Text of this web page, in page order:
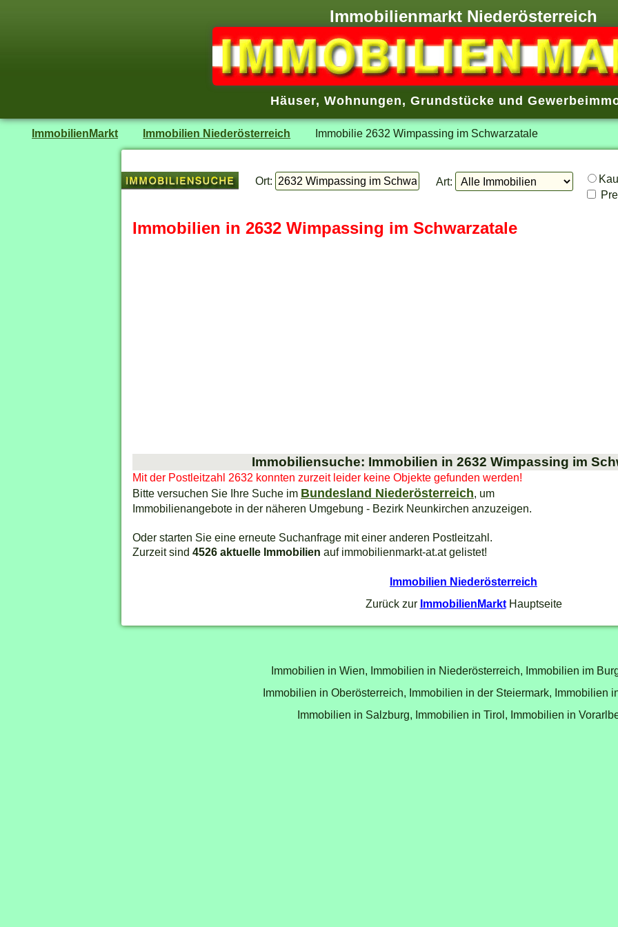
Immobilienmarkt Niederösterreich
Häuser, Wohnungen, Grundstücke und
ImmobilienMarkt Immobilien Niederösterreich Immobilie 2632 Wimpassing im Schwarzatale
Ort: Art:
Immobilien in 2632 Wimpassing im Schwarzatale
Immobiliensuche: Immobilien in 2632 Wimpassing im
Mit der Postleitzahl 2632 konnten zurzeit leider keine Objekte gefunden werden!
Bitte versuchen Sie Ihre Suche im Bundesland Niederösterreich, um
Immobilienangebote in der näheren Umgebung - Bezirk Neunkirchen anzuzeigen.
Oder starten Sie eine erneute Suchanfrage mit einer anderen Postleitzahl.
Zurzeit sind 4526 aktuelle Immobilien auf immobilienmarkt-at.at gelistet!
Immobilien Niederösterreich
Zurück zur ImmobilienMarktHauptseite
Immobilien in Wien, Immobilien in Niederösterreich, Immobilien im
Immobilien in Oberösterreich, Immobilien in der Steiermark, Immobilien
Immobilien in Salzburg, Immobilien in Tirol, Immobilien in